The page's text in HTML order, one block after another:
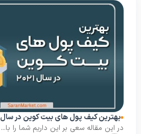
بهترین کیف پول های بیت کوین در سال ۲۰۲۱
در این مقاله سعی بر این داریم شما را با...